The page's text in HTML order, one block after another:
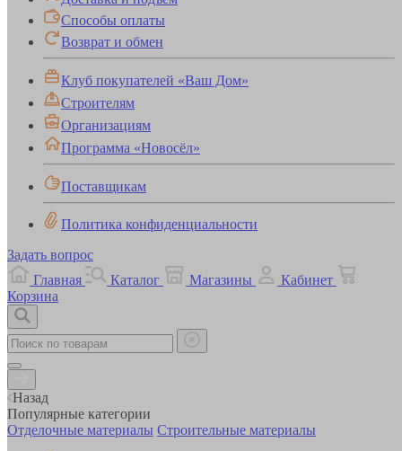
Способы оплаты
Возврат и обмен
Клуб покупателей «Ваш Дом»
Строителям
Организациям
Программа «Новосёл»
Поставщикам
Политика конфиденциальности
Задать вопрос
Главная
Каталог Магазины
Кабинет
Корзина
Назад
Популярные категории
Отделочные материалы Строительные материалы